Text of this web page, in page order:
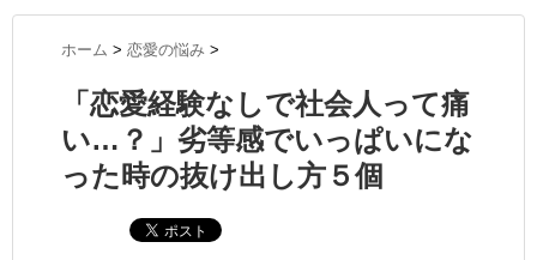
ホーム > 恋愛の悩み >
「恋愛経験なしで社会人って痛
い…？」劣等感でいっぱいにな
った時の抜け出し方５個